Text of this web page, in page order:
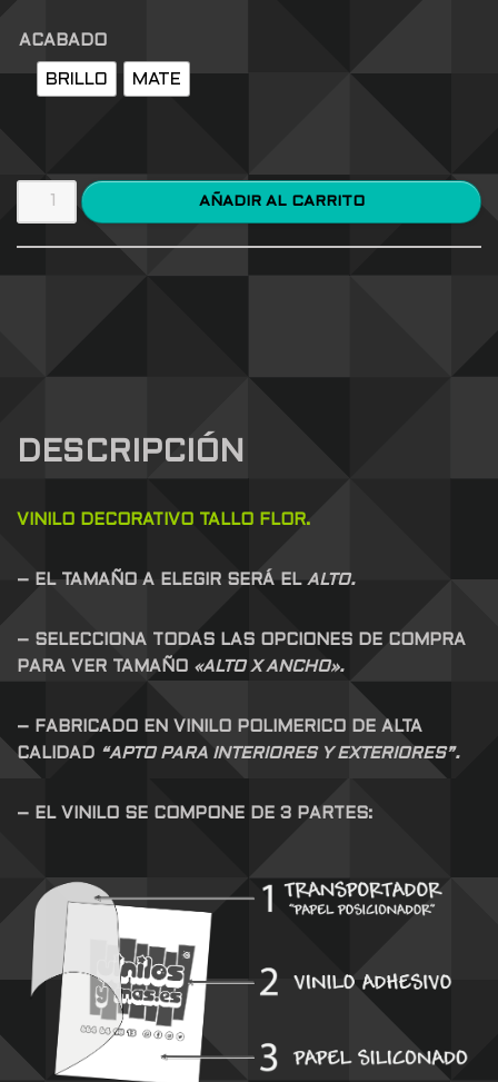
ACABADO
BRILLO MATE
AÑADIR AL CARRITO
DESCRIPCIÓN
VINILO DECORATIVO TALLO FLOR.
– EL TAMAÑO A ELEGIR SERÁ ELALTO.
– SELECCIONA TODAS LAS OPCIONES DE COMPRA
PARA VER TAMAÑO «ALTO X ANCHO».
– FABRICADO EN VINILO POLIMERICO DE ALTA
CALIDAD “APTO PARA INTERIORES Y EXTERIORES”.
– EL VINILO SE COMPONE DE 3 PARTES: